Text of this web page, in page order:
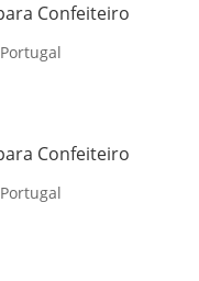
Confeiteiro
Confeiteiro